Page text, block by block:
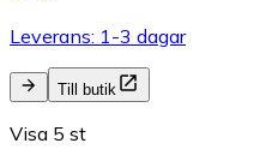
Leverans: 1-3 dagar
Till butik
Visa 5 st